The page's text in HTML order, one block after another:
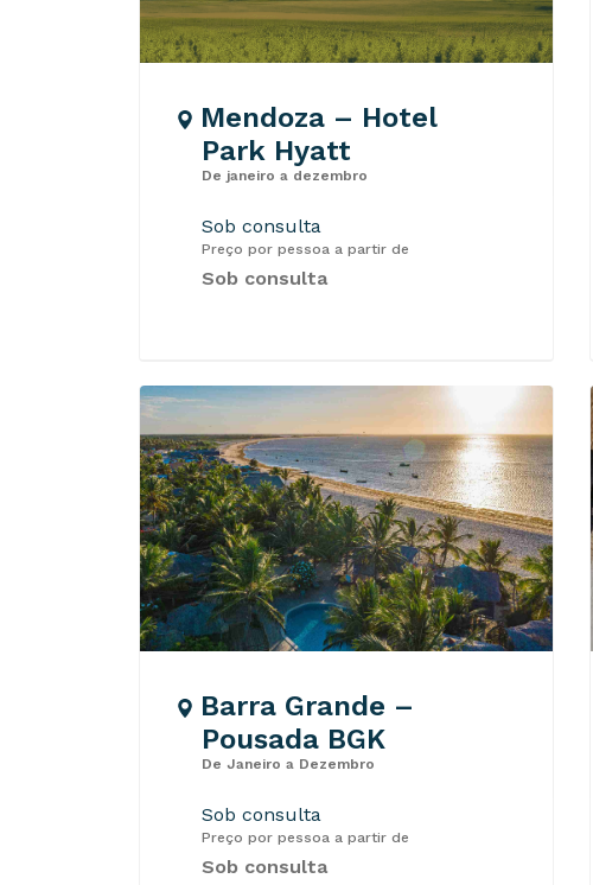
Mendoza – Hotel
Park Hyatt
De janeiro a dezembro
Sob consulta
Preço por pessoa a partir de
Sob consulta
Barra Grande –
Pousada BGK
De Janeiro a Dezembro
Sob consulta
Preço por pessoa a partir de
Sob consulta